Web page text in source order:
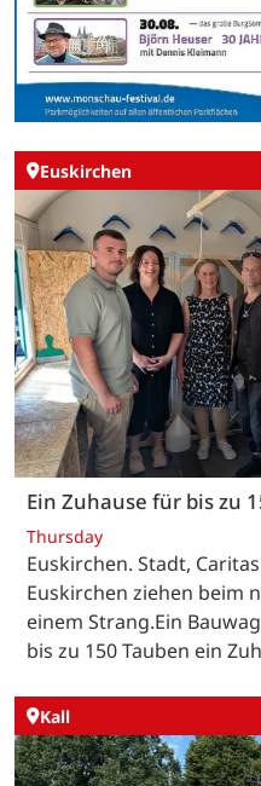
Euskirchen
Ein Zuhause für bis zu
Thursday
Euskirchen. Stadt,
Euskirchen ziehen beim
einem Strang.Ein
bis zu 150 Tauben ein
Kall